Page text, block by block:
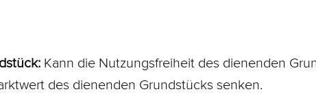
Kann die Nutzungsfreiheit des dienenden
des dienenden Grundstücks senken.